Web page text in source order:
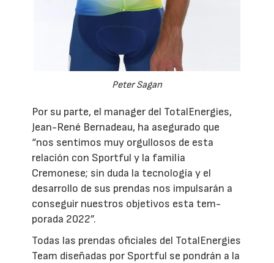
Peter Sagan
Por su parte, el manager del TotalEnergies,
Jean-René Bernadeau, ha asegurado que
“nos sentimos muy orgullosos de esta
relación con Sportful y la familia
Cremonese; sin duda la tecnología y el
desarrollo de sus prendas nos impulsarán a
conseguir nuestros objetivos esta tem-
porada 2022”.
Todas las prendas oficiales del TotalEnergies
Team diseñadas por Sportful se pondrán a la